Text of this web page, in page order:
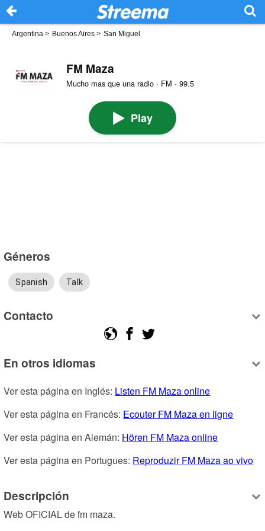
Argentina > Buenos Aires > San Miguel
FM Maza
Mucho mas que una radio · FM · 99.5
Play
Géneros
Spanish Talk
Contacto
En otros idiomas
Ver esta página en Inglés: Listen FM Maza online
Ver esta página en Francés: Ecouter FM Maza en ligne
Ver esta página en Alemán: Hören FM Maza online
Ver esta página en Portugues: Reproduzir FM Maza ao vivo
Descripción
Web OFICIAL de fm maza.